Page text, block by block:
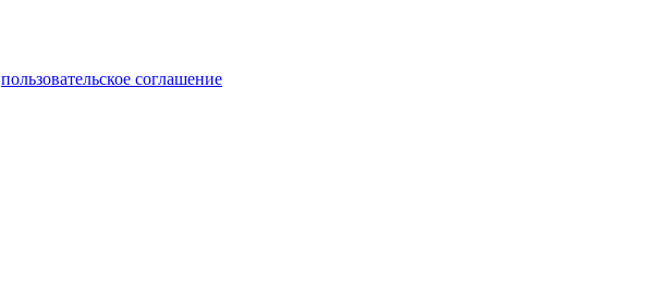
пользовательское соглашение